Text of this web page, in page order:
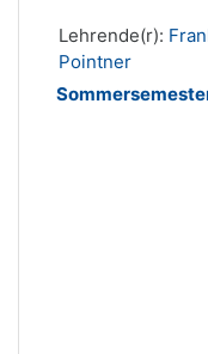
Lehrende(r):
Pointner